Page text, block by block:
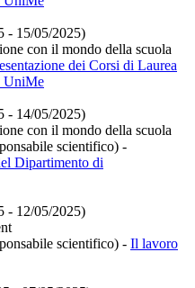
- 15/05/2025)
con il mondo della scuola
dei Corsi di Laurea
UniMe
- 14/05/2025)
con il mondo della scuola
scientifico) -
Dipartimento di
- 12/05/2025)
scientifico) - Il lavoro